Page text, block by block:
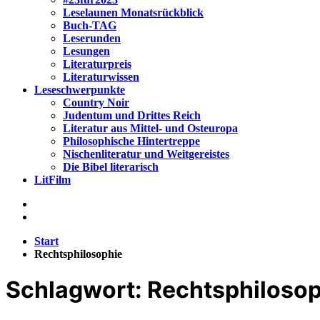
Leselaunen Monatsrückblick
Buch-TAG
Leserunden
Lesungen
Literaturpreis
Literaturwissen
Leseschwerpunkte
Country Noir
Judentum und Drittes Reich
Literatur aus Mittel- und Osteuropa
Philosophische Hintertreppe
Nischenliteratur und Weitgereistes
Die Bibel literarisch
LitFilm
Start
Rechtsphilosophie
Schlagwort: